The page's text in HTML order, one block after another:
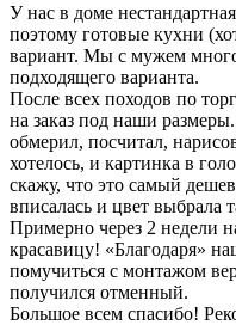
У нас в доме
поэтому готовые кухни
вариант. Мы с мужем
подходящего варианта.
После всех походов по
на заказ под наши
обмерил, посчитал,
хотелось, и картинка в
скажу, что это самый
вписалась и цвет выбрала
Примерно через 2 недели
красавицу! «Благодаря»
помучиться с монтажом
получился отменный.
Большое всем спасибо!